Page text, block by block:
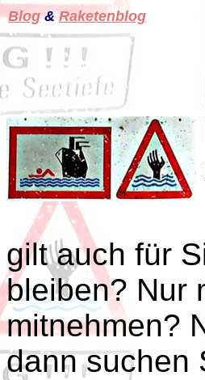
Blog&Raketenblog
gilt auch für
bleiben? Nur
mitnehmen?
dann suchen